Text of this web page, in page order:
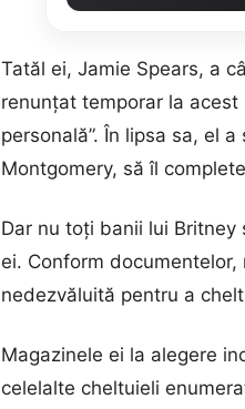
Tatăl ei, Jamie Spears, a
renunțat temporar la
personală”. În lipsa sa, el
Montgomery, să îl
Dar nu toți banii lui
ei. Conform
nedezvăluită pentru a
Magazinele ei la alegere
celelalte cheltuieli